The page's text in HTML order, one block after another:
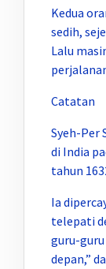
Kedua
sedih,
Lalu
Catatan
Syeh-Per
di India
tahun
Ia
telepati
guru-guru
depan,”